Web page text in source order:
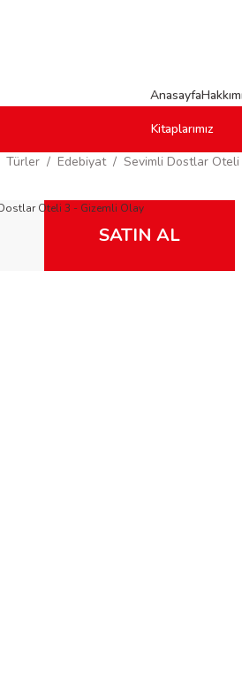
Anasayfa
Kitaplarımız
Türler Edebiyat Sevimli Dostlar Oteli
SATIN AL